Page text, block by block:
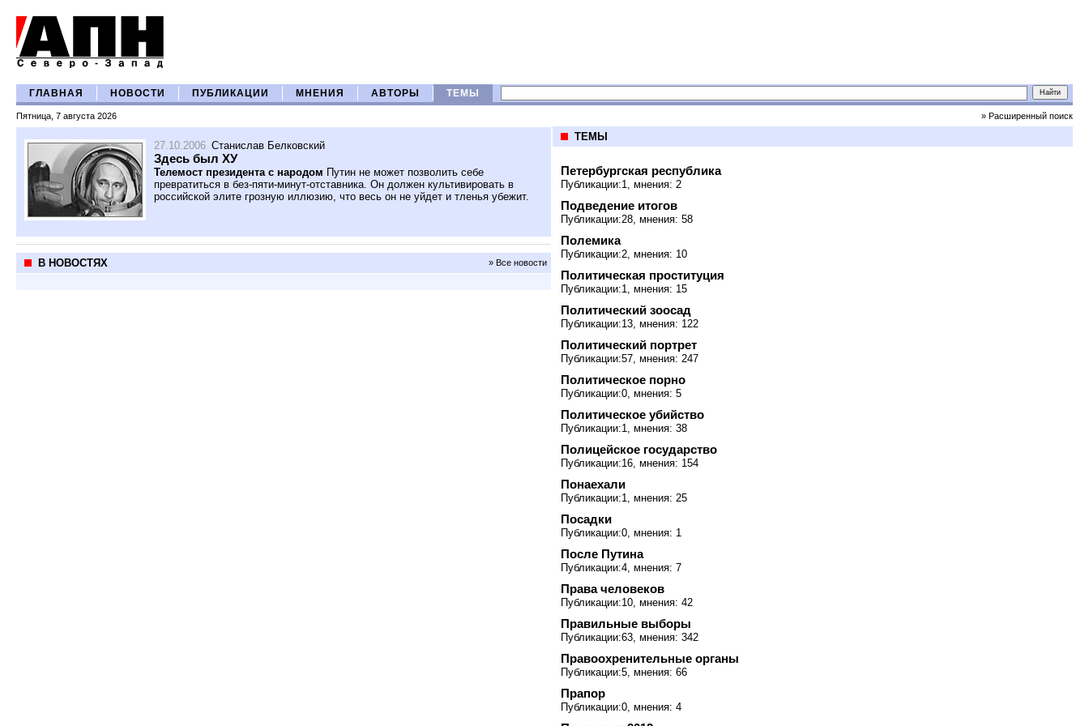
ГЛАВНАЯ НОВОСТИ ПУБЛИКАЦИИ МНЕНИЯ АВТОРЫ ТЕМЫ
Пятница, 7 августа 2026 » Расширенный поиск
27.10.2006 Станислав Белковский
Здесь был ХУ
Телемост президента с народом Путин не может позволить себе
превратиться в без-пяти-минут-отставника. Он должен культивировать в
российской элите грозную иллюзию, что весь он не уйдет и тленья убежит.
В НОВОСТЯХ » Все новости
ТЕМЫ
Петербургская республика
Публикации:1, мнения: 2
Подведение итогов
Публикации:28, мнения: 58
Полемика
Публикации:2, мнения: 10
Политическая проституция
Публикации:1, мнения: 15
Политический зоосад
Публикации:13, мнения: 122
Политический портрет
Публикации:57, мнения: 247
Политическое порно
Публикации:0, мнения: 5
Политическое убийство
Публикации:1, мнения: 38
Полицейское государство
Публикации:16, мнения: 154
Понаехали
Публикации:1, мнения: 25
Посадки
Публикации:0, мнения: 1
После Путина
Публикации:4, мнения: 7
Права человеков
Публикации:10, мнения: 42
Правильные выборы
Публикации:63, мнения: 342
Правоохренительные органы
Публикации:5, мнения: 66
Прапор
Публикации:0, мнения: 4